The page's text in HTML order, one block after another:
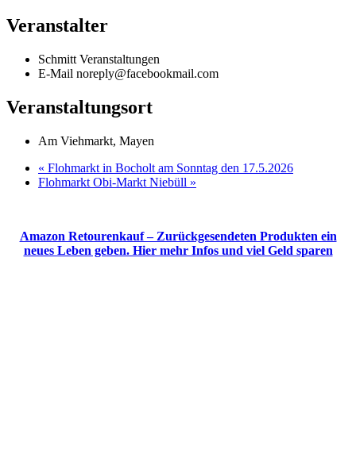
Veranstalter
Schmitt Veranstaltungen
E-Mail noreply@facebookmail.com
Veranstaltungsort
Am Viehmarkt, Mayen
« Flohmarkt in Bocholt am Sonntag den 17.5.2026
Flohmarkt Obi-Markt Niebüll »
Amazon Retourenkauf – Zurückgesendeten Produkten ein
neues Leben geben. Hier mehr Infos und viel Geld sparen